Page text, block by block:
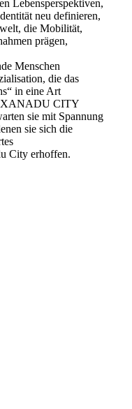
Lebensperspektiven,
neu definieren,
die Mobilität,
prägen,
Menschen
die das
in eine Art
XANADU CITY
sie mit Spannung
sie sich die
City erhoffen.